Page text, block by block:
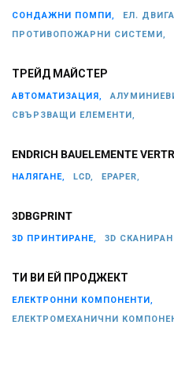
СОНДАЖНИ ПОМПИ,
ЕЛ.
ПРОТИВОПОЖАРНИ СИСТЕМИ,
ТРЕЙД МАЙСТЕР
АВТОМАТИЗАЦИЯ,
СВЪРЗВАЩИ ЕЛЕМЕНТИ,
ENDRICH BAUELEMENTE
НАЛЯГАНЕ, LCD, EPAPER,
3DBGPRINT
3D ПРИНТИРАНЕ, 3D
ТИ ВИ ЕЙ ПРОДЖЕКТ
ЕЛЕКТРОННИ КОМПОНЕНТИ,
ЕЛЕКТРОМЕХАНИЧНИ